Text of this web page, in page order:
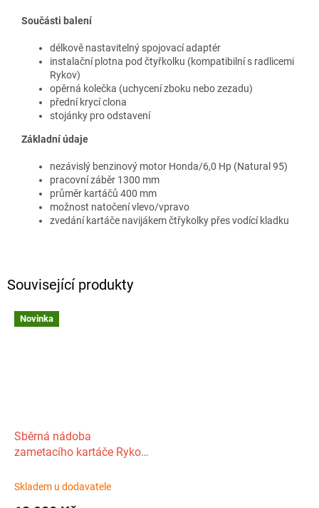
Související produkty
Novinka
Sběrná nádoba
zametacího kartáče Rykov
Skladem u dodavatele
Součásti balení
délkově nastavitelný spojovací adaptér
instalační plotna pod čtyřkolku (kompatibilní s radlicemi
Rykov)
opěrná kolečka (uchycení zboku nebo zezadu)
přední krycí clona
stojánky pro odstavení
Základní údaje
nezávislý benzinový motor Honda/6,0 Hp (Natural 95)
pracovní záběr 1300 mm
průměr kartáčů 400 mm
možnost natočení vlevo/vpravo
zvedání kartáče navijákem čtřykolky přes vodící kladku